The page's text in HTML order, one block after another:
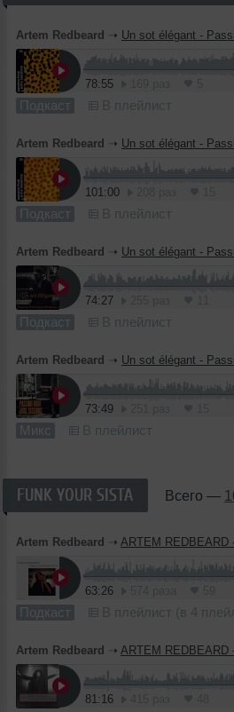
Artem Redbeard ➝ Un sot élégant - Passion Fruit
78:55
Подкаст В плейлист
Artem Redbeard ➝ Un sot élégant - Passion Fruit
101:00
Подкаст В плейлист
Artem Redbeard ➝ Un sot élégant - Passion Fruit
74:27
Подкаст В плейлист
Artem Redbeard ➝ Un sot élégant - Passion Fruit
73:49
Микс В плейлист
FUNK YOUR SISTA Всего —
Artem Redbeard ➝ ARTEM REDBEARD - FUNK YOUR
63:26
Подкаст В плейлист (в 4
Artem Redbeard ➝ ARTEM REDBEARD - FUNK YOUR
81:16